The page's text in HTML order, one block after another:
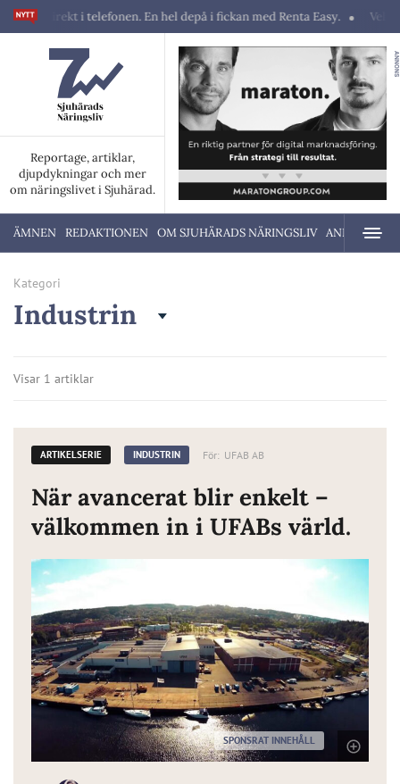
direkt i telefonen. En hel depå i fickan med Renta Easy. Velumi
Reportage, artiklar,
djupdykningar och mer
om näringslivet i Sjuhärad.
ANNONS
ÄMNEN REDAKTIONEN OM SJUHÄRADS NÄRINGSLIV ANNONSERA
Kategori
Industrin
Visar 1 artiklar
ARTIKELSERIE INDUSTRIN För: UFAB AB
När avancerat blir enkelt –
välkommen in i UFABs värld.
SPONSRAT INNEHÅLL